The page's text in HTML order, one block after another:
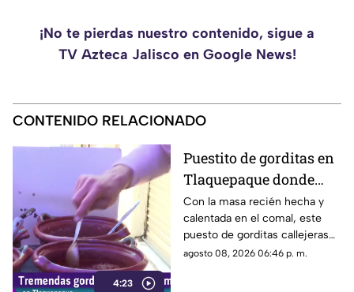
¡No te pierdas nuestro contenido, sigue a
TV Azteca Jalisco en Google News!
CONTENIDO RELACIONADO
4:23
Puestito de gorditas en
Tlaquepaque donde
una nunca es suficiente
Con la masa recién hecha y
calentada en el comal, este
puesto de gorditas callejeras
en Tlaquepaque promete
agosto 08, 2026 06:46 p. m.